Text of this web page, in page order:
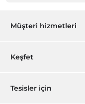
Business center
Havuz
Müşteri hizmetleri
Rezervasyon yönet
Keşfet
Hediye Kart
Tesisler için